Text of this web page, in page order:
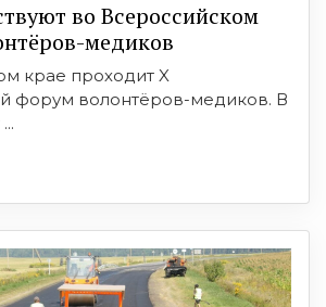
во Всероссийском
медиков
крае проходит X
форум волонтёров-медиков. В